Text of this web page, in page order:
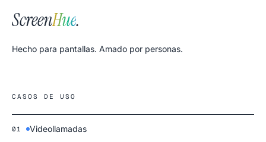
ScreenHue.
Hecho para pantallas. Amado por personas.
CASOS DE USO
01 Videollamadas